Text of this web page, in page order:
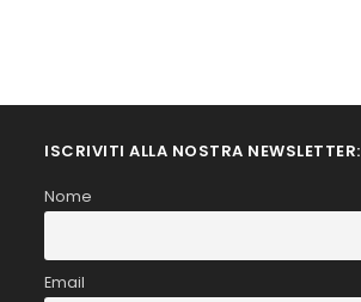
ISCRIVITI ALLA NOSTRA NEWSLETTER:
Nome
Email